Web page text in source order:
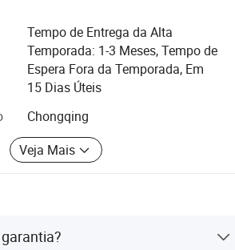
Baixos, Austrália, Itália, Rússia,
Tcheca, Alemanha, Brasil,
Turquia, Japão, Coreia do Sul,
etc .. As exposições ganharam
turistas.
empresa, estabeleceu uma relação
empresa com a Universidade
Engenharia, e juntou as mãos para
da faculdade para construir uma
A empresa se baseia na
e faculdades e universidades, e
Tempo de Entrega da Alta
Temporada: 1-3 Meses, Tempo de
Espera Fora da Temporada, Em
15 Dias Úteis
Chongqing
Veja Mais